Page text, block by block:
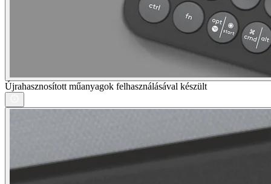
Újrahasznosított műanyagok felhasználásával készült